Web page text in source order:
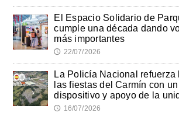
El Espacio Solidario de
cumple una década dando
más importantes
🕔 22/07/2026
La Policía Nacional refuerza
las fiestas del Carmín con
dispositivo y apoyo de la
🕔 16/07/2026